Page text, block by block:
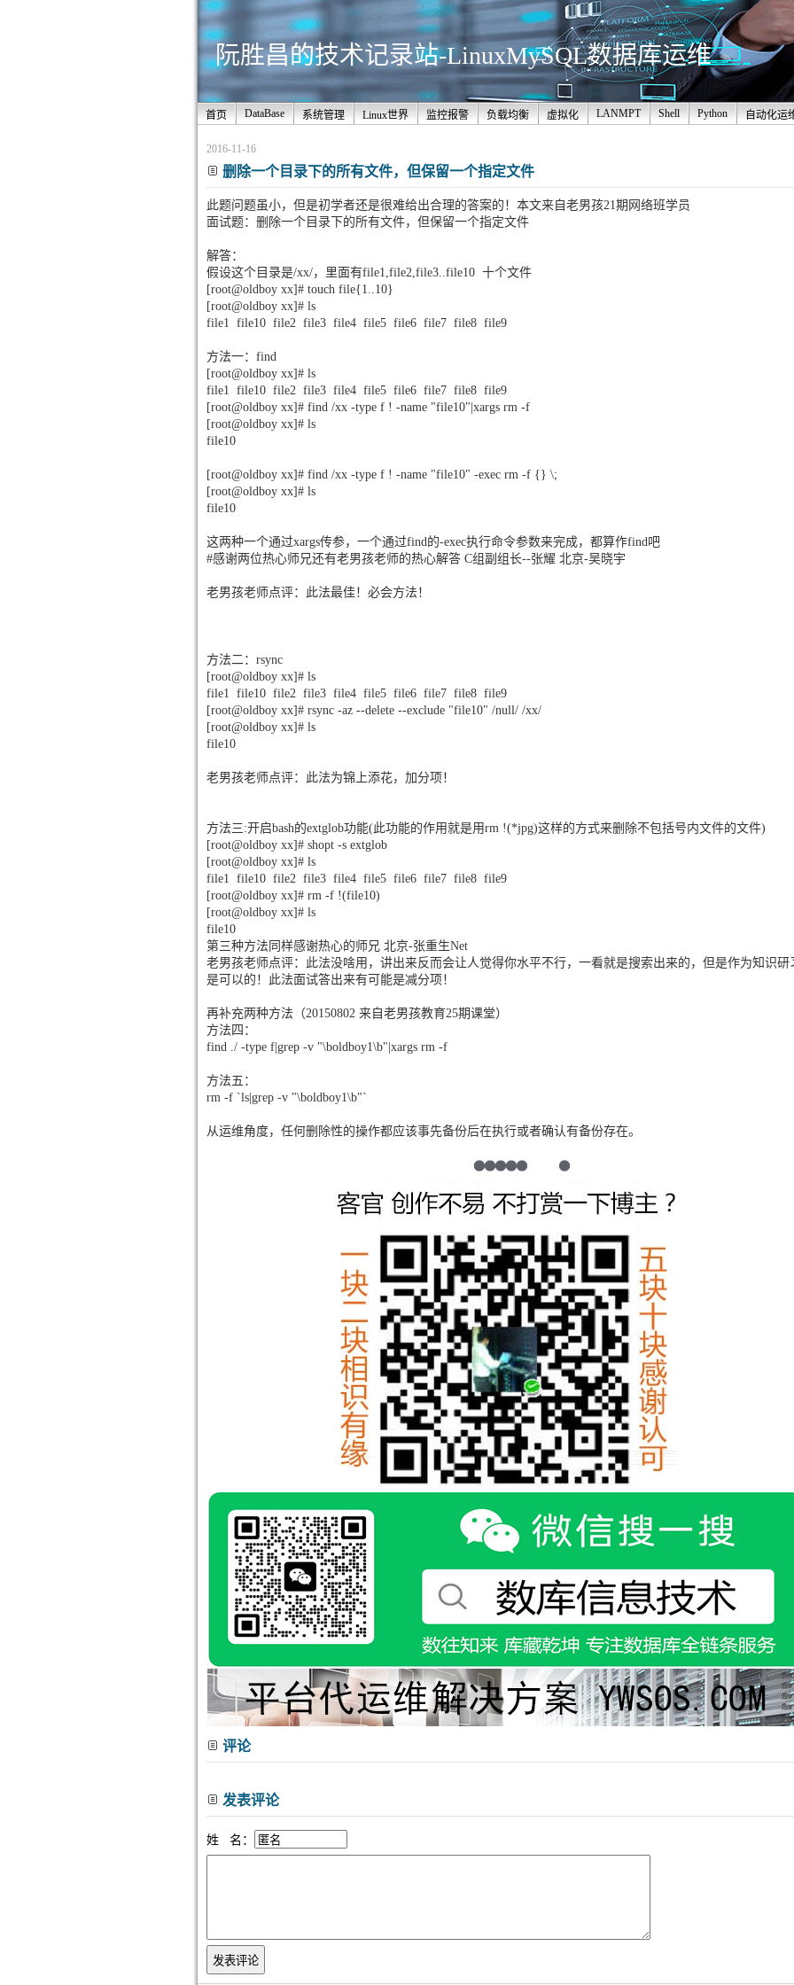
阮胜昌的技术记录站-LinuxMySQL数据库运维
首页 DataBase 系统管理 Linux世界 监控报警 负载均衡 虚拟化 LANMPT Shell Python 自动化运
2016-11-16
删除一个目录下的所有文件，但保留一个指定文件
此题问题虽小，但是初学者还是很难给出合理的答案的！本文来自老男孩21期网络班学员
面试题：删除一个目录下的所有文件，但保留一个指定文件
解答：
假设这个目录是/xx/，里面有file1,file2,file3..file10 十个文件
[root@oldboy xx]# touch file{1..10}
[root@oldboy xx]# ls
file1 file10 file2 file3 file4 file5 file6 file7 file8 file9
方法一：find
[root@oldboy xx]# ls
file1 file10 file2 file3 file4 file5 file6 file7 file8 file9
[root@oldboy xx]# find /xx -type f ! -name "file10"|xargs rm -f
[root@oldboy xx]# ls
file10
[root@oldboy xx]# find /xx -type f ! -name "file10" -exec rm -f {} \;
[root@oldboy xx]# ls
file10
这两种一个通过xargs传参，一个通过find的-exec执行命令参数来完成，都算作find吧
#感谢两位热心师兄还有老男孩老师的热心解答 C组副组长--张耀 北京-吴晓宇
老男孩老师点评：此法最佳！必会方法！
方法二：rsync
[root@oldboy xx]# ls
file1 file10 file2 file3 file4 file5 file6 file7 file8 file9
[root@oldboy xx]# rsync -az --delete --exclude "file10" /null/ /xx/
[root@oldboy xx]# ls
file10
老男孩老师点评：此法为锦上添花，加分项！
方法三:开启bash的extglob功能(此功能的作用就是用rm !(*jpg)这样的方式来删除不包括号内文件的文件)
[root@oldboy xx]# shopt -s extglob
[root@oldboy xx]# ls
file1 file10 file2 file3 file4 file5 file6 file7 file8 file9
[root@oldboy xx]# rm -f !(file10)
[root@oldboy xx]# ls
file10
第三种方法同样感谢热心的师兄 北京-张重生Net
老男孩老师点评：此法没啥用，讲出来反而会让人觉得你水平不行，一看就是搜索出来的，但是作为知识研
是可以的！此法面试答出来有可能是减分项！
再补充两种方法（20150802 来自老男孩教育25期课堂）
方法四：
find ./ -type f|grep -v "\boldboy1\b"|xargs rm -f
方法五：
rm -f `ls|grep -v "\boldboy1\b"`
从运维角度，任何删除性的操作都应该事先备份后在执行或者确认有备份存在。
评论
发表评论
姓 名：